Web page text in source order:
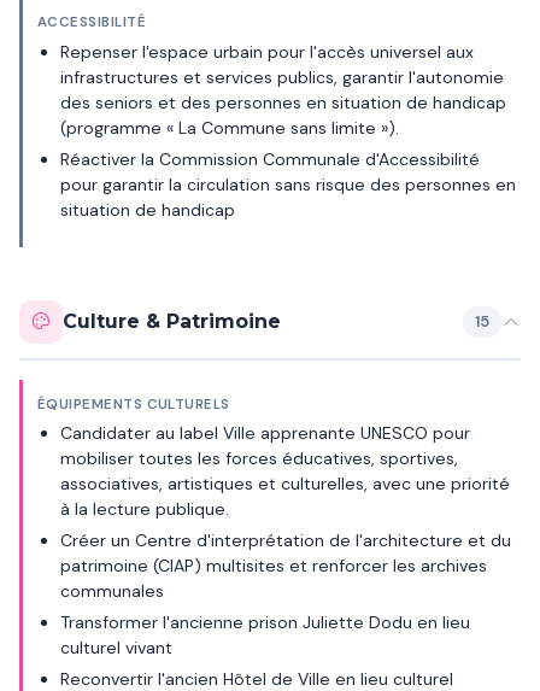
ACCESSIBILITÉ
Repenser l'espace urbain pour l'accès universel aux
infrastructures et services publics, garantir l'autonomie
des seniors et des personnes en situation de handicap
(programme « La Commune sans limite »).
Réactiver la Commission Communale d'Accessibilité
pour garantir la circulation sans risque des personnes en
situation de handicap
Culture & Patrimoine 15
ÉQUIPEMENTS CULTURELS
Candidater au label Ville apprenante UNESCO pour
mobiliser toutes les forces éducatives, sportives,
associatives, artistiques et culturelles, avec une priorité
à la lecture publique.
Créer un Centre d'interprétation de l'architecture et du
patrimoine (CIAP) multisites et renforcer les archives
communales
Transformer l'ancienne prison Juliette Dodu en lieu
culturel vivant
Reconvertir l'ancien Hôtel de Ville en lieu culturel